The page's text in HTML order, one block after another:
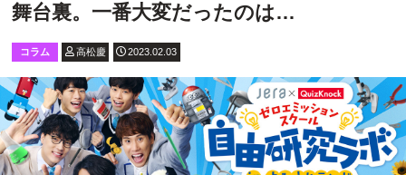
舞台裏。一番大変だったのは…
コラム 高松慶 2023.02.03